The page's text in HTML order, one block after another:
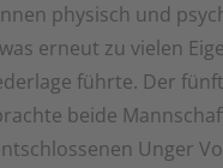
physisch und
erneut zu vielen
führte. Der
beide
Unger